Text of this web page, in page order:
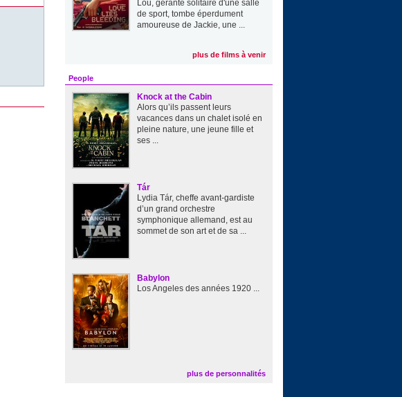
Lou, gérante solitaire d'une salle
de sport, tombe éperdument
amoureuse de Jackie, une ...
plus de films à venir
People
Knock at the Cabin
Alors qu’ils passent leurs
vacances dans un chalet isolé en
pleine nature, une jeune fille et
ses ...
Tár
Lydia Tár, cheffe avant-gardiste
d’un grand orchestre
symphonique allemand, est au
sommet de son art et de sa ...
Babylon
Los Angeles des années 1920 ...
plus de personnalités